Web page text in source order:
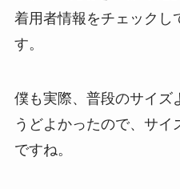
着用者情報をチェックし
す。
僕も実際、普段のサイズ
うどよかったので、サイ
ですね。